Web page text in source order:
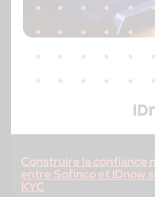
Construire la confiance
entre Sofinco et IDnow
KYC